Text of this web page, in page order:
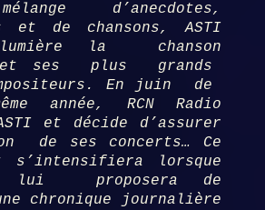
d’anecdotes,
et de chansons, ASTI
la chanson
et ses plus grands
En juin de
année, RCN Radio
et décide d’assurer
de ses concerts… Ce
s’intensifiera lorsque
lui proposera de
chronique journalière